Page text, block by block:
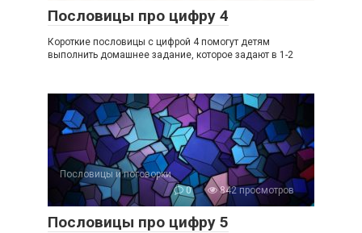
Пословицы про цифру 4
Короткие пословицы с цифрой 4 помогут детям
выполнить домашнее задание, которое задают в 1-2
Пословицы и поговорки
0
842 просмотров
Пословицы про цифру 5